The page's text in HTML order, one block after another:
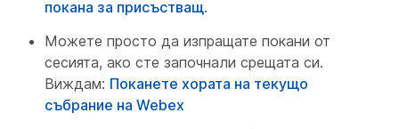
покана за присъстващ.
Можете просто да изпращате покани от
сесията, ако сте започнали срещата си.
Виждам: Поканете хората на текущо
събрание на Webex